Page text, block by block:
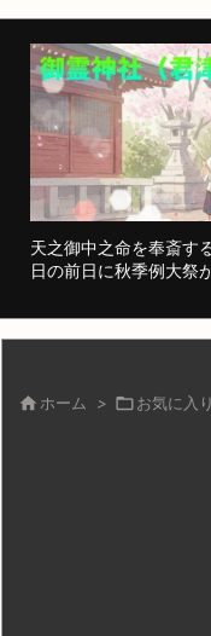
天之御中之命を奉斎す
日の前日に秋季例大祭
 ホーム > お気に入り